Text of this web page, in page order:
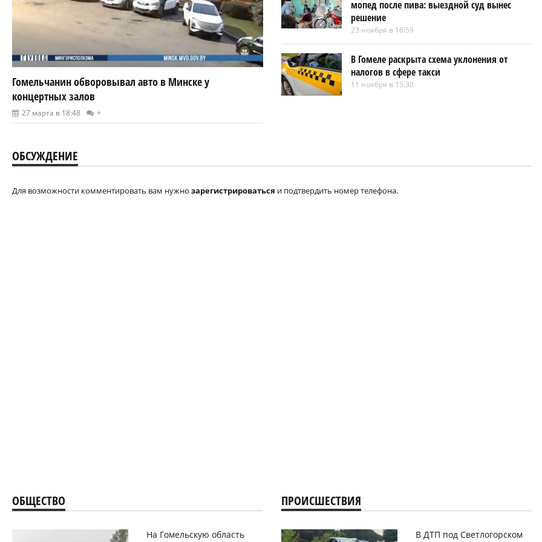
Гомельчанин обворовывал авто в Минске у
концертных залов
27 марта в 18:48 +
мопед после пива: выездной суд вынес
решение
23 ноября в 16:59
В Гомеле раскрыта схема уклонения от
налогов в сфере такси
11 ноября в 15:30
ОБСУЖДЕНИЕ
Для возможности комментировать вам нужно зарегистрироваться и подтвердить номер телефона.
ОБЩЕСТВО
На Гомельскую область
ПРОИСШЕСТВИЯ
В ДТП под Светлогорском